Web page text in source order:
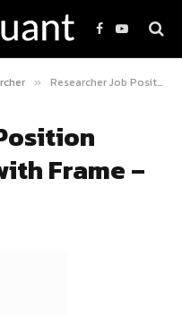
Facebook
YouTube
» Researcher Job Position QuantCon 2018 with Frame – SiamQuant
Frame –